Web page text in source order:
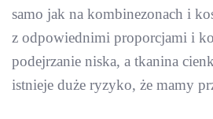
samo jak na kombinezonach i
z odpowiednimi proporcjami i
podejrzanie niska, a tkanina
istnieje duże ryzyko, że mamy